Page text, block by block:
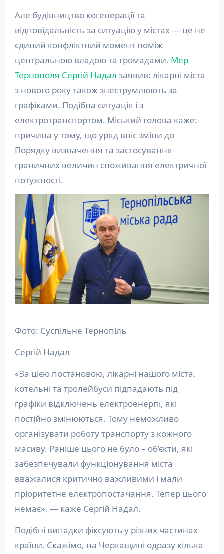
Але будівництво когенерації та
відповідальність за ситуацію у містах — це не
єдиний конфліктний момент поміж
центральною владою та громадами. Мер
Тернополя Сергій Надал заявив: лікарні міста
з нового року також знеструмлюють за
графіками. Подібна ситуація і з
електротранспортом. Міський голова каже:
причина у тому, що уряд вніс зміни до
Порядку визначення та застосування
граничних величин споживання електричної
потужності.
Фото: Суспільне Тернопіль
Сергій Надал
«За цією постановою, лікарні нашого міста,
котельні та тролейбуси підпадають під
графіки відключень електроенергії, які
постійно змінюються. Тому неможливо
організувати роботу транспорту з кожного
масиву. Раніше цього не було – об’єкти, які
забезпечували функціонування міста
вважалися критично важливими і мали
пріоритетне електропостачання. Тепер цього
немає», — каже Сергій Надал.
Подібні випадки фіксують у різних частинах
країни. Скажімо, на Черкащині одразу кілька